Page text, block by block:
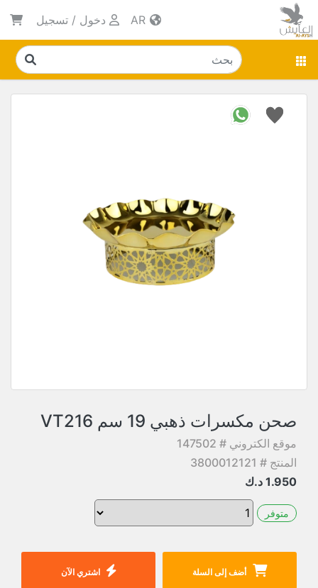
دخول / تسجيل
صحن مكسرات ذهبي 19 سم VT216
موقع الكتروني # 147502
المنتج # 3800012121
1.950 د.ك
متوفر
أضف إلى السلة اشتري الآن